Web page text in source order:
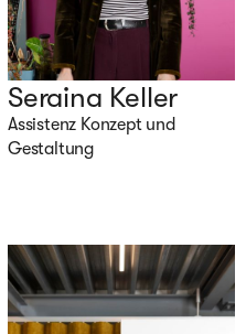
Seraina Keller
Assistenz Konzept und
Gestaltung